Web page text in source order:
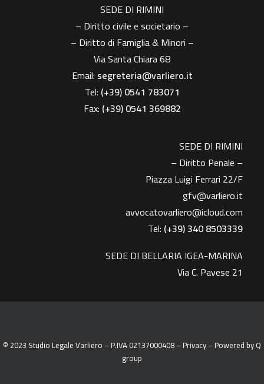
SEDE DI RIMINI
– Diritto civile e societario –
– Diritto di Famiglia & Minori –
Via Santa Chiara 68
Email: segreteria@varliero.it
Tel: (+39) 0541 783071
Fax: (+39)0541 369882
SEDE DI RIMINI
– Diritto Penale –
Piazza Luigi Ferrari 22/F
gfv@varliero.it
avvocatovarliero@icloud.com
Tel: (+39) 340 8503339
SEDE DI BELLARIA IGEA-MARINA
Via C. Pavese 21
© 2023 Studio Legale Varliero – P.IVA 02137000408 –Privacy– Powered byQ
group